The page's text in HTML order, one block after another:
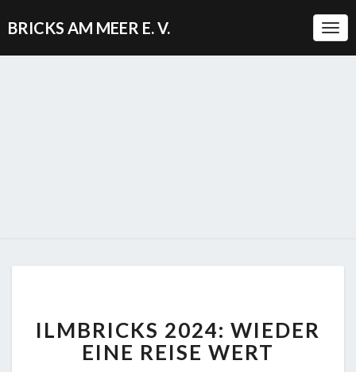
BRICKS AM MEER E. V.
2024:
WIEDER
EINE
ILMBRICKS 2024: WIEDER
EINE REISE WERT